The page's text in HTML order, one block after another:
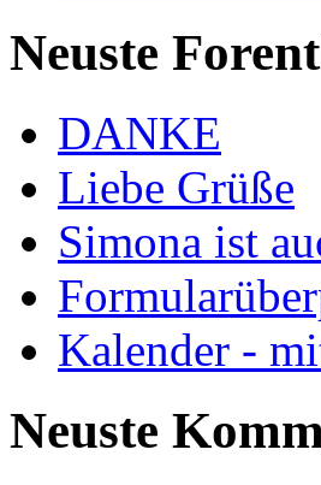
Neuste
DANKE
Liebe Grüße
Simona ist
Kalender -
Neuste